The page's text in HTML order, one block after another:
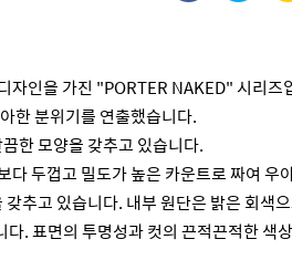
자인을 가진 "PORTER NAKED" 시리즈
한 분위기를 연출했습니다.
한 모양을 갖추고 있습니다.
두껍고 밀도가 높은 카운트로 짜여 우
추고 있습니다. 내부 원단은 밝은 회색
. 표면의 투명성과 컷의 끈적끈적한 색